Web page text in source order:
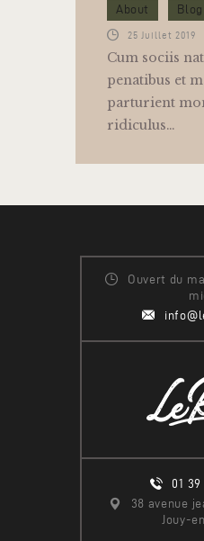
About Blog
25 Juillet 2019
Cum sociis
penatibus et
parturient
ridiculus…
Ouvert du
01
38 avenue
Jouy-